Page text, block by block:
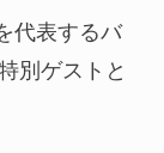
代表するバ
別ゲストと